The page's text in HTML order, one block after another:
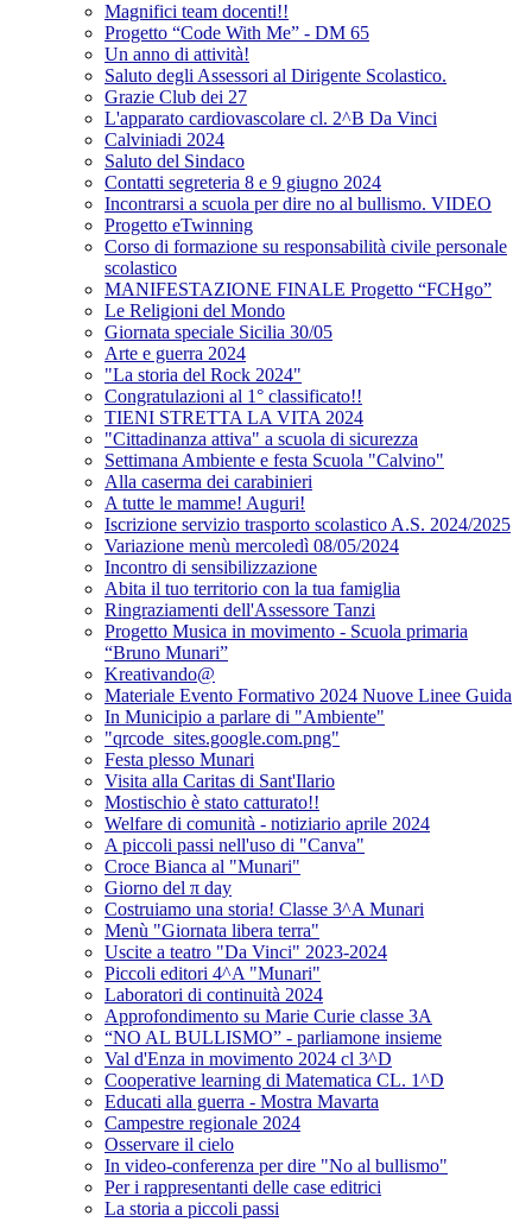
Magnifici team docenti!!
Progetto “Code With Me” - DM 65
Un anno di attività!
Saluto degli Assessori al Dirigente Scolastico.
Grazie Club dei 27
L'apparato cardiovascolare cl. 2^B Da Vinci
Calviniadi 2024
Saluto del Sindaco
Contatti segreteria 8 e 9 giugno 2024
Incontrarsi a scuola per dire no al bullismo. VIDEO
Progetto eTwinning
Corso di formazione su responsabilità civile personale
scolastico
MANIFESTAZIONE FINALE Progetto “FCHgo”
Le Religioni del Mondo
Giornata speciale Sicilia 30/05
Arte e guerra 2024
"La storia del Rock 2024"
Congratulazioni al 1° classificato!!
TIENI STRETTA LA VITA 2024
"Cittadinanza attiva" a scuola di sicurezza
Settimana Ambiente e festa Scuola "Calvino"
Alla caserma dei carabinieri
A tutte le mamme! Auguri!
Iscrizione servizio trasporto scolastico A.S. 2024/2025
Variazione menù mercoledì 08/05/2024
Incontro di sensibilizzazione
Abita il tuo territorio con la tua famiglia
Ringraziamenti dell'Assessore Tanzi
Progetto Musica in movimento - Scuola primaria
“Bruno Munari”
Kreativando@
Materiale Evento Formativo 2024 Nuove Linee Guida
In Municipio a parlare di "Ambiente"
"qrcode_sites.google.com.png"
Festa plesso Munari
Visita alla Caritas di Sant'Ilario
Mostischio è stato catturato!!
Welfare di comunità - notiziario aprile 2024
A piccoli passi nell'uso di "Canva"
Croce Bianca al "Munari"
Giorno del π day
Costruiamo una storia! Classe 3^A Munari
Menù "Giornata libera terra"
Uscite a teatro "Da Vinci" 2023-2024
Piccoli editori 4^A "Munari"
Laboratori di continuità 2024
Approfondimento su Marie Curie classe 3A
“NO AL BULLISMO” - parliamone insieme
Val d'Enza in movimento 2024 cl 3^D
Cooperative learning di Matematica CL. 1^D
Educati alla guerra - Mostra Mavarta
Campestre regionale 2024
Osservare il cielo
In video-conferenza per dire "No al bullismo"
Per i rappresentanti delle case editrici
La storia a piccoli passi